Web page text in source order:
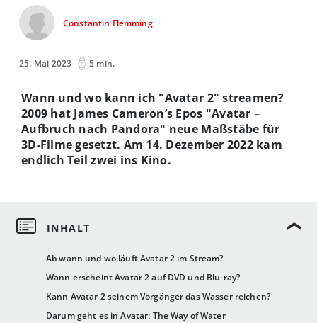
Constantin Flemming
25. Mai 2023 5 min.
Ab wann und wo läuft Avatar 2 im Stream?
Wann erscheint Avatar 2 auf DVD und Blu-ray?
Kann Avatar 2 seinem Vorgänger das Wasser reichen?
Darum geht es in Avatar: The Way of Water
Wann und wo kann ich "Avatar 2" streamen?
2009 hat James Cameron’s Epos "Avatar –
Aufbruch nach Pandora" neue Maßstäbe für
3D-Filme gesetzt. Am 14. Dezember 2022 kam
endlich Teil zwei ins Kino.